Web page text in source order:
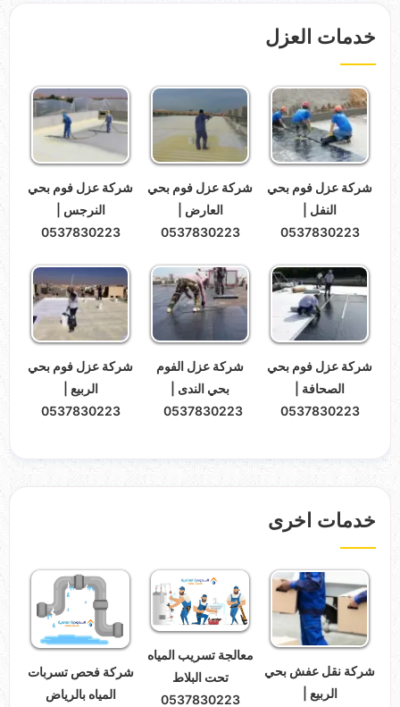
خدمات العزل
شركة عزل فوم بحي
النفل |
0537830223
شركة عزل فوم بحي
العارض |
0537830223
شركة عزل فوم بحي
النرجس |
0537830223
شركة عزل فوم بحي
الصحافة |
0537830223
شركة عزل الفوم
بحي الندى |
0537830223
شركة عزل فوم بحي
الربيع |
0537830223
خدمات اخرى
شركة نقل عفش بحي
الربيع |
معالجة تسريب المياه
تحت البلاط
0537830223
شركة فحص تسربات
المياه بالرياض